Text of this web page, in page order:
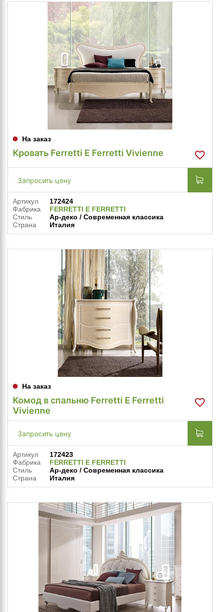
На заказ
Кровать Ferretti E Ferretti Vivienne
Запросить цену
Артикул
172424
Фабрика
FERRETTI E FERRETTI
Стиль
Ар-деко / Современная классика
Страна
Италия
На заказ
Комод в спальню Ferretti E Ferretti
Vivienne
Запросить цену
Артикул
172423
Фабрика
FERRETTI E FERRETTI
Стиль
Ар-деко / Современная классика
Страна
Италия